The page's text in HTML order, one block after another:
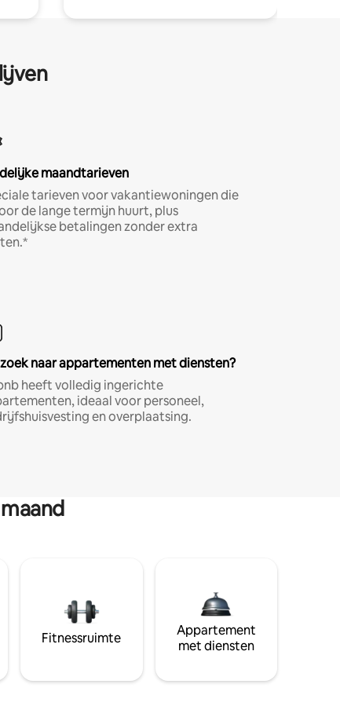
maandtarieven
tarieven voor vakantiewoningen die
de lange termijn huurt, plus
betalingen zonder extra
naar appartementen met diensten?
heeft volledig ingerichte
ideaal voor personeel,
en overplaatsing.
Fitnessruimte
Appartement
met diensten